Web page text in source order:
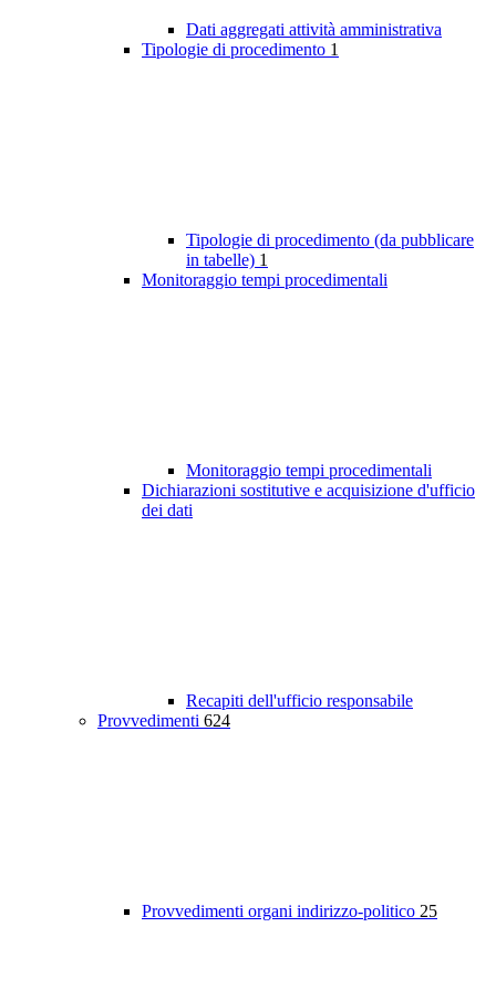
Dati aggregati attività amministrativa
Tipologie di procedimento 1
Tipologie di procedimento (da pubblicare
in tabelle) 1
Monitoraggio tempi procedimentali
Monitoraggio tempi procedimentali
Dichiarazioni sostitutive e acquisizione d'ufficio
dei dati
Recapiti dell'ufficio responsabile
Provvedimenti 624
Provvedimenti organi indirizzo-politico 25